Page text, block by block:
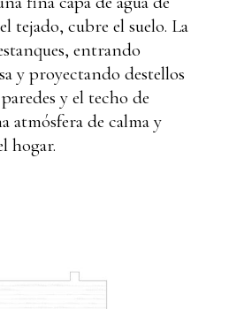
tejado, cubre el suelo. La
entrando
y proyectando destellos
y el techo de
atmósfera de calma y
hogar.